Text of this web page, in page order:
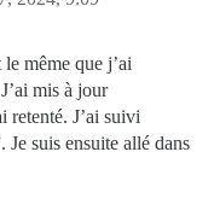
même que j’ai
mis à jour
retenté. J’ai suivi
suis ensuite allé dans